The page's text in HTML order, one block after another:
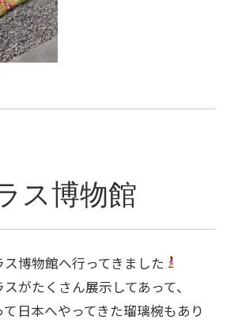
ス博物館
博物館へ行ってきました
がたくさん展示してあって、
日本へやってきた瑠璃椀もあり